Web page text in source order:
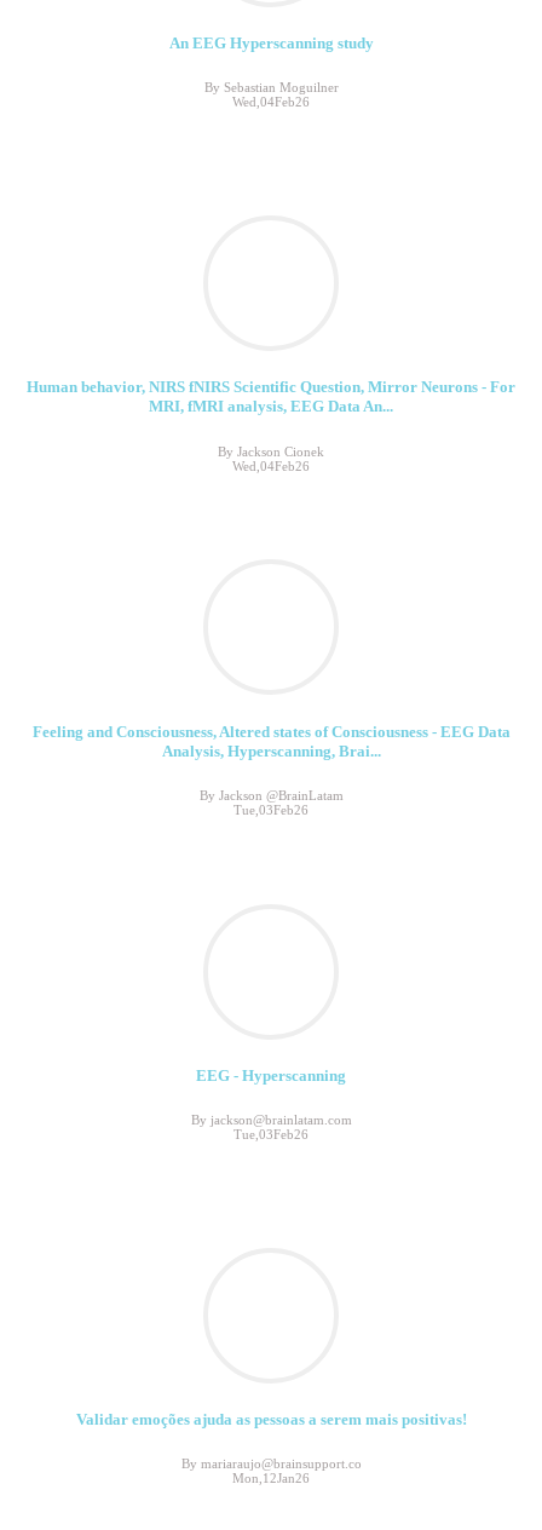
An EEG Hyperscanning study
By Sebastian Moguilner
Wed,04Feb26
Human behavior, NIRS fNIRS Scientific Question, Mirror Neurons - For
MRI, fMRI analysis, EEG Data An...
By Jackson Cionek
Wed,04Feb26
Feeling and Consciousness, Altered states of Consciousness - EEG Data
Analysis, Hyperscanning, Brai...
By Jackson @BrainLatam
Tue,03Feb26
EEG - Hyperscanning
By jackson@brainlatam.com
Tue,03Feb26
Validar emoções ajuda as pessoas a serem mais positivas!
By mariaraujo@brainsupport.co
Mon,12Jan26